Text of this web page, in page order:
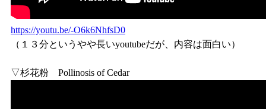
https://youtu.be/-O6k6NhfsD0
（１３分というやや長いyoutubeだが、内容は面白い）
▽杉花粉 Pollinosis of Cedar